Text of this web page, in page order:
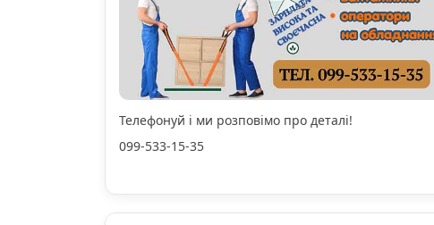
Телефонуй і ми розповімо про деталі!
099-533-15-35